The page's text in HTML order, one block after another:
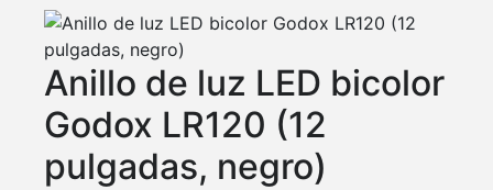
Anillo de luz LED bicolor
Godox LR120 (12
pulgadas, negro)